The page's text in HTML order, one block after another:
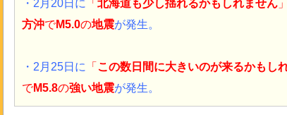
・2月20日に 「 北海道も少し揺れるかもしれません 」
方沖でM5.0の地震が発生。
・2月25日に 「 この数日間に大きいのが来るかもし
でM5.8の強い地震が発生。